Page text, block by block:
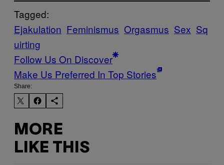
Tagged:
Ejakulation Feminismus Orgasmus Sex Sq
uirting
Follow Us On Discover
Make Us Preferred In Top Stories
Share:
MORE
LIKE THIS